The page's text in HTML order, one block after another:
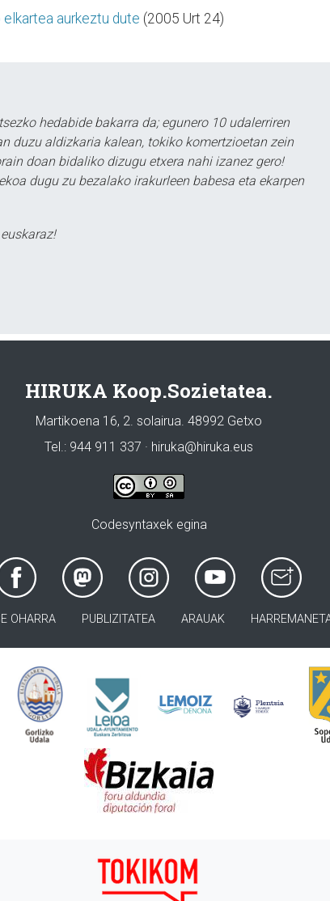
aurkeztu dute (2005 Urt 24)
hedabide bakarra da; egunero 10 udalerriren
duzu aldizkaria kalean, tokiko komertzioetan zein
doan bidaliko dizugu etxera nahi izanez gero!
dugu zu bezalako irakurleen babesa eta ekarpen
HIRUKA Koop.Sozietatea.
Martikoena 16, 2. solairua. 48992 Getxo
Tel.: 944 911 337 · hiruka@hiruka.eus
Codesyntaxek egina
OHARRA PUBLIZITATEA ARAUAK